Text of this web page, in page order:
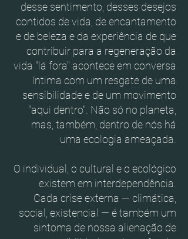
desse sentimento, desses desejos
contidos de vida, de encantamento
e de beleza e da experiência de que
contribuir para a regeneração da
vida "lá fora" acontece em conversa
íntima com um resgate de uma
sensibilidade e de um movimento
"aqui dentro". Não só no planeta,
mas, também, dentro de nós há
uma ecologia ameaçada.
O individual, o cultural e o ecológico
existem em interdependência.
Cada crise externa — climática,
social, existencial — é também um
sintoma de nossa alienação de